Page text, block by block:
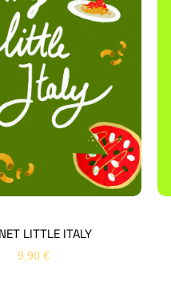
LITTLE ITALY
9,90 €